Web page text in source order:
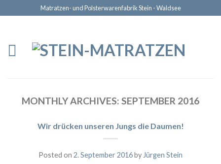
Matratzen- und Polsterwarenfabrik Stein - Waldsee
MONTHLY ARCHIVES: SEPTEMBER 2016
Wir drücken unseren Jungs die Daumen!
Posted on 2. September 2016by Jürgen Stein